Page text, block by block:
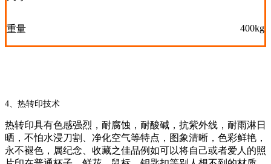
重量 400kg
4、热转印技术
热转印具有色感强烈，耐腐蚀，耐酸碱，抗紫外线，耐雨淋日
晒，不怕水浸刀割、净化空气等特点，图象清晰，色彩鲜艳，
永不褪色，属纪念、收藏之佳品例如可以将自己或者爱人的照